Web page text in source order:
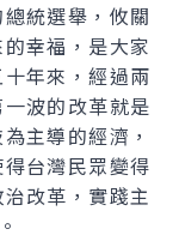
統選舉，攸關
幸福，是大家
年來，經過兩
波的改革就是
主導的經濟，
台灣民眾變得
改革，實踐主